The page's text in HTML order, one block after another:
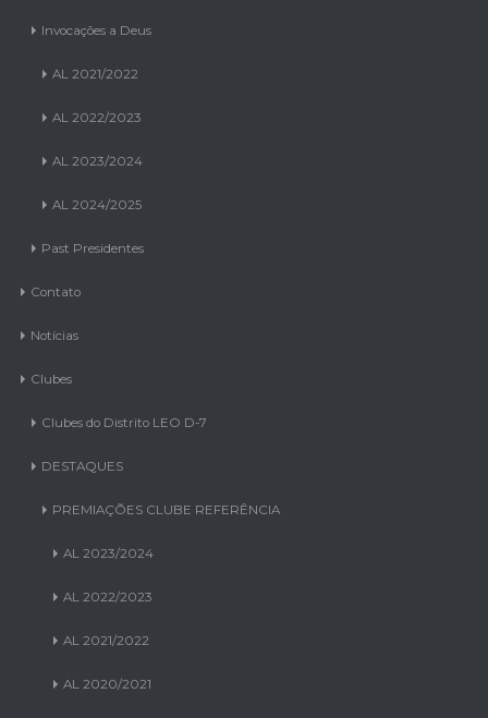
Invocações a Deus
AL 2021/2022
AL 2022/2023
AL 2023/2024
AL 2024/2025
Past Presidentes
Contato
Notícias
Clubes
Clubes do Distrito LEO D-7
DESTAQUES
PREMIAÇÕES CLUBE REFERÊNCIA
AL 2023/2024
AL 2022/2023
AL 2021/2022
AL 2020/2021